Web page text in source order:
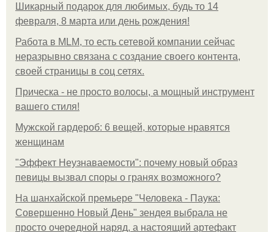
Шикарный подарок для любимых, будь то 14
февраля, 8 марта или день рождения!
Работа в MLM, то есть сетевой компании сейчас
неразрывно связана с создание своего контента,
своей страницы в соц сетях.
Прическа - не просто волосы, а мощный инструмент
вашего стиля!
Мужской гардероб: 6 вещей, которые нравятся
женщинам
"Эффект Неузнаваемости": почему новый образ
певицы вызвал споры о гранях возможного?
На шанхайской премьере "Человека - Паука:
Совершенно Новый День" зендея выбрала не
просто очередной наряд, а настоящий артефакт